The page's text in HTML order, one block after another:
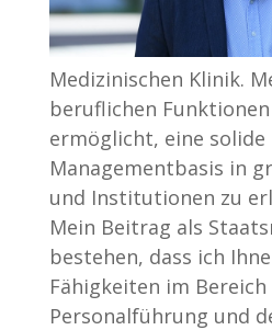
Arbeit.Ich bin der
Medizinischen Klinik.
beruflichen
ermöglicht, eine solide
Managementbasis in
und Institutionen zu
Mein Beitrag als
bestehen, dass ich
Fähigkeiten im
Personalführung und